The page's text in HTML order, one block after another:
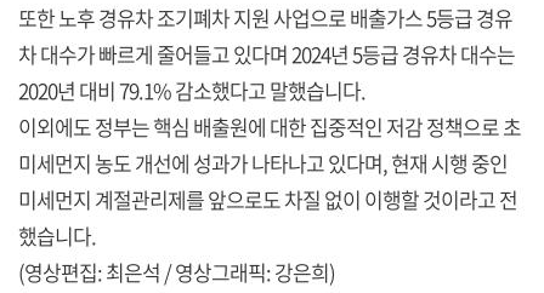
또한 노후 경유차 조기폐차 지원 사업으로 배출가스 5등급 경유
차 대수가 빠르게 줄어들고 있다며 2024년 5등급 경유차 대수는
2020년 대비 79.1% 감소했다고 말했습니다.
이외에도 정부는 핵심 배출원에 대한 집중적인 저감 정책으로 초
미세먼지 농도 개선에 성과가 나타나고 있다며, 현재 시행 중인
미세먼지 계절관리제를 앞으로도 차질 없이 이행할 것이라고 전
했습니다.
(영상편집: 최은석 / 영상그래픽: 강은희)